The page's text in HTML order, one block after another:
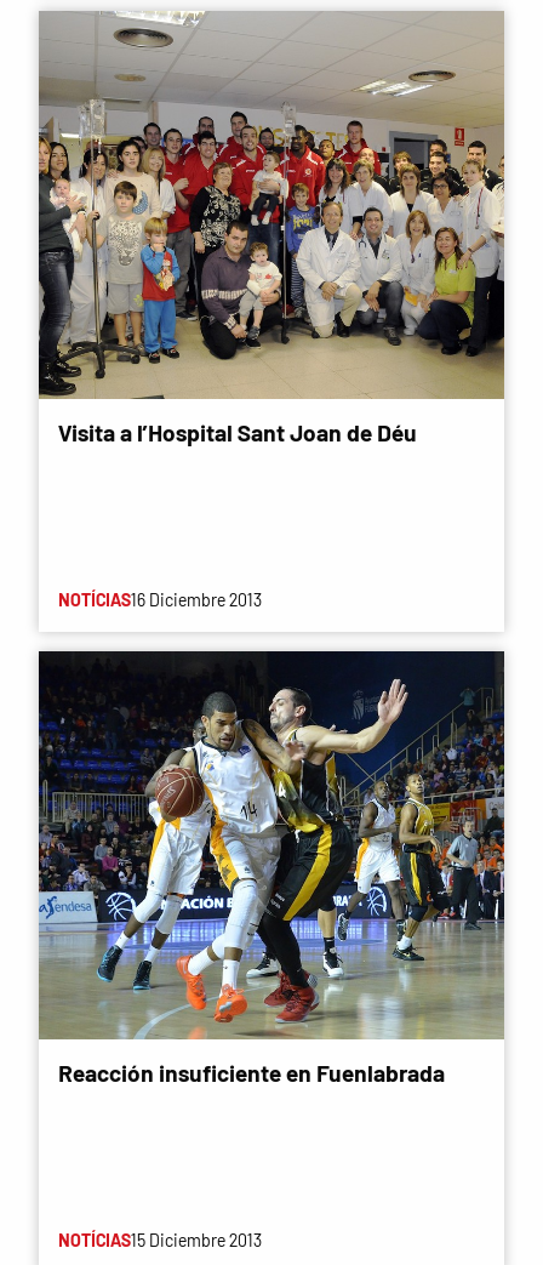
Visita a l’Hospital Sant Joan de Déu
NOTÍCIAS16 Diciembre 2013
Reacción insuficiente en Fuenlabrada
NOTÍCIAS15 Diciembre 2013